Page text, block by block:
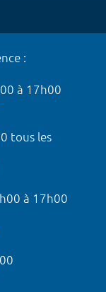
:
à 17h00
tous les
à 17h00